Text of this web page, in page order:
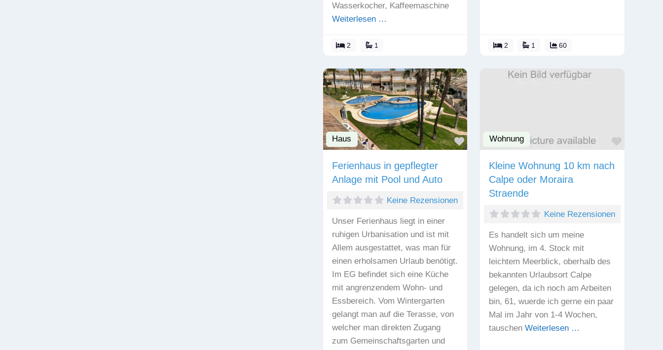
Wasserkocher, Kaffeemaschine
Weiterlesen …
2 1 2 1 60
Haus Favorit
Ferienhaus in gepflegter
Anlage mit Pool und Auto
Keine Rezensionen
Unser Ferienhaus liegt in einer
ruhigen Urbanisation und ist mit
Allem ausgestattet, was man für
einen erholsamen Urlaub benötigt.
Im EG befindet sich eine Küche
mit angrenzendem Wohn- und
Essbereich. Vom Wintergarten
gelangt man auf die Terasse, von
welcher man direkten Zugang
zum Gemeinschaftsgarten und
Wohnung Favorit
Kleine Wohnung 10 km nach
Calpe oder Moraira
Straende
Keine Rezensionen
Es handelt sich um meine
Wohnung, im 4. Stock mit
leichtem Meerblick, oberhalb des
bekannten Urlaubsort Calpe
gelegen, da ich noch am Arbeiten
bin, 61, wuerde ich gerne ein paar
Mal im Jahr von 1-4 Wochen,
tauschenWeiterlesen …